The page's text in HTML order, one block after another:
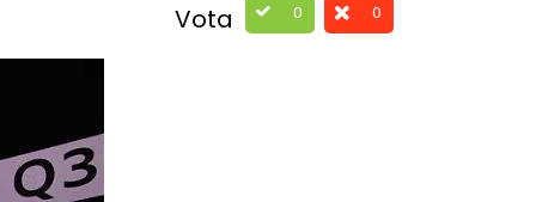
Vota 0 0